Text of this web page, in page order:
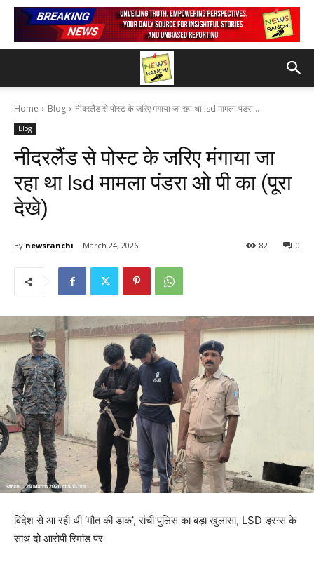
Home Blog नीदरलैंड से पोस्ट के जरिए मंगाया जा रहा था lsd मामला पंडरा...
Blog
नीदरलैंड से पोस्ट के जरिए मंगाया जा
रहा था lsd मामला पंडरा ओ पी का (पूरा
देखे)
By newsranchi March 24, 2026 0
82
विदेश से आ रही थी ‘मौत की डाक’, रांची पुलिस का बड़ा खुलासा, LSD ड्रग्स के
साथ दो आरोपी रिमांड पर